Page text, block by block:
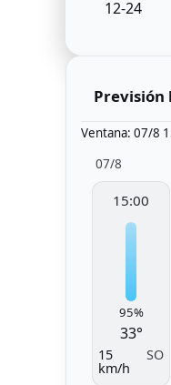
12-24
Previsión
Ventana: 07/8
07/8
15:00
95%
33°
15
km/h
SO